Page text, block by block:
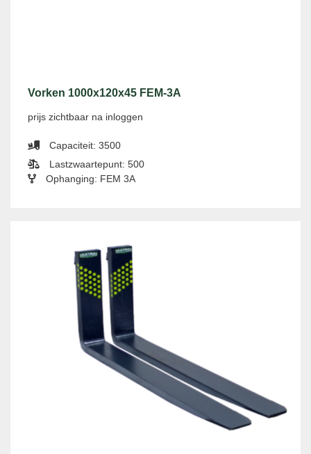
Vorken 1000x120x45 FEM-3A
prijs zichtbaar na inloggen
Capaciteit: 3500
Lastzwaartepunt: 500
Ophanging: FEM 3A